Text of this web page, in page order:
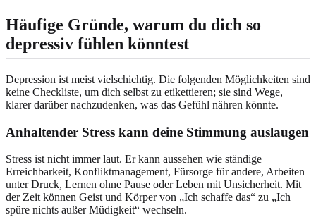
Häufige Gründe, warum du dich so
depressiv fühlen könntest
Depression ist meist vielschichtig. Die folgenden Möglichkeiten sind
keine Checkliste, um dich selbst zu etikettieren; sie sind Wege,
klarer darüber nachzudenken, was das Gefühl nähren könnte.
Anhaltender Stress kann deine Stimmung auslaugen
Stress ist nicht immer laut. Er kann aussehen wie ständige
Erreichbarkeit, Konfliktmanagement, Fürsorge für andere, Arbeiten
unter Druck, Lernen ohne Pause oder Leben mit Unsicherheit. Mit
der Zeit können Geist und Körper von „Ich schaffe das“ zu „Ich
spüre nichts außer Müdigkeit“ wechseln.